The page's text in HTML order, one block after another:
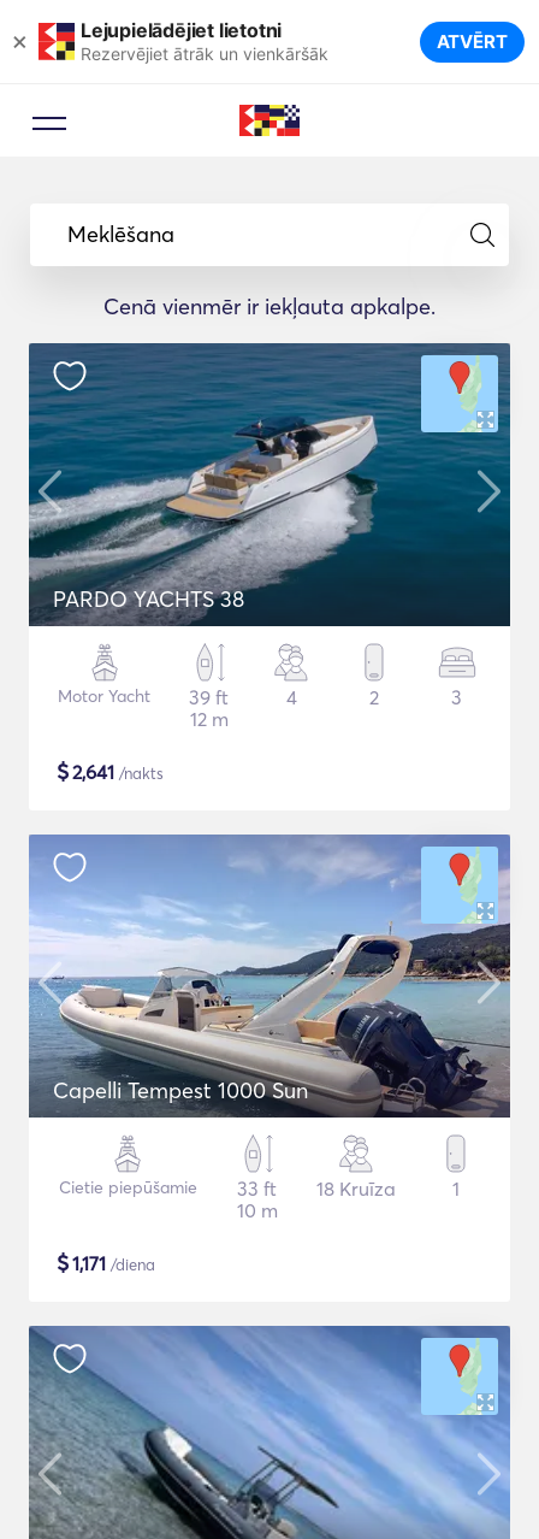
× Lejupielādējiet lietotni
Rezervējiet ātrāk un vienkāršāk ATVĒRT
Meklēšana
Cenā vienmēr ir iekļauta apkalpe.
PARDO YACHTS 38
Motor Yacht
39 ft
12 m
4 2 3
$2,641 /nakts
Capelli Tempest 1000 Sun
Cietie piepūšamie
33 ft
10 m
18 Kruīza 1
$1,171 /diena